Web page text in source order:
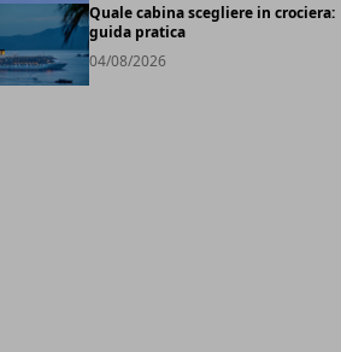
Quale cabina scegliere in crociera:
guida pratica
04/08/2026